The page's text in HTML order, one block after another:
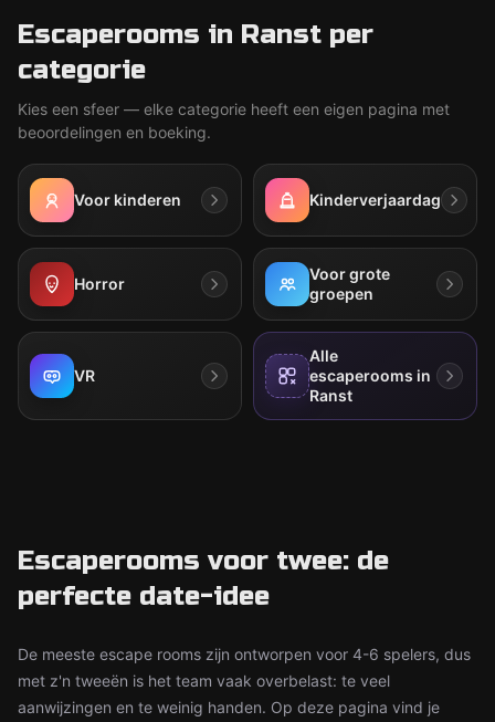
Escaperooms in Ranst per
categorie
Kies een sfeer — elke categorie heeft een eigen pagina met
beoordelingen en boeking.
Voor kinderen Kinderverjaardag
Horror
Voor grote
groepen
VR
Alle
escaperooms in
Ranst
Escaperooms voor twee: de
perfecte date-idee
De meeste escape rooms zijn ontworpen voor 4-6 spelers, dus
met z'n tweeën is het team vaak overbelast: te veel
aanwijzingen en te weinig handen. Op deze pagina vind je